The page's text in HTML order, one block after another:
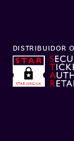
DISTRIBUIDOR